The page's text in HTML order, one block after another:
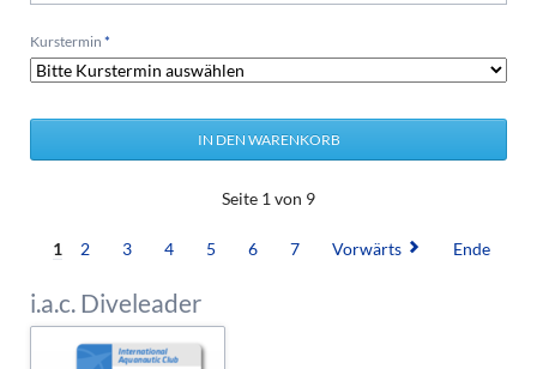
Pflichtfeld
Kurstermin *
Seite 1 von 9
1 2 3 4 5 6 7 Vorwärts Ende
i.a.c. Diveleader